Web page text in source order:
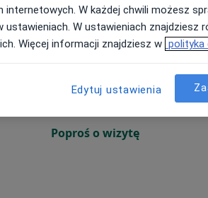
Jutro Pon, Wt,
Poproś o wizytę
internetowych. W każdej chwili możesz
W ustawieniach znajdziesz
Więcej informacji znajdziesz w polityka
Edytuj ustawienia